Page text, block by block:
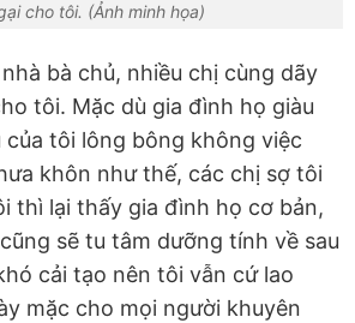
cho tôi. (Ảnh minh họa)
bà chủ, nhiều chị cùng dãy
tôi. Mặc dù gia đình họ giàu
tôi lông bông không việc
khôn như thế, các chị sợ tôi
thì lại thấy gia đình họ cơ bản,
sẽ tu tâm dưỡng tính về sau
cải tạo nên tôi vẫn cứ lao
mặc cho mọi người khuyên